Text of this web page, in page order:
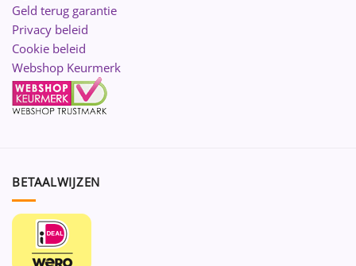
Geld terug garantie
Privacy beleid
Cookie beleid
Webshop Keurmerk
BETAALWIJZEN